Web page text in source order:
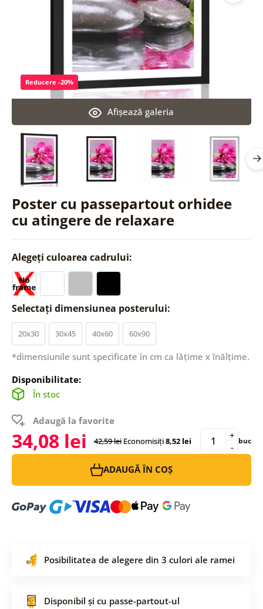
Poster cu passepartout orhidee
cu atingere de relaxare
Afişează galeria
Reducere -20%
Alegeți culoarea cadrului:
Selectați dimensiunea posterului:
20x30 30x45 40x60 60x90
*dimensiunile sunt specificate în cm ca lățime x înălțime.
Disponibilitate:
În stoc
Adaugă la favorite
34,08 lei 42,59 lei Economisiți8,52 lei -
+ buc
ADAUGĂ ÎN COȘ
Posibilitatea de alegere din 3 culori ale ramei
Disponibil și cu passe-partout-ul